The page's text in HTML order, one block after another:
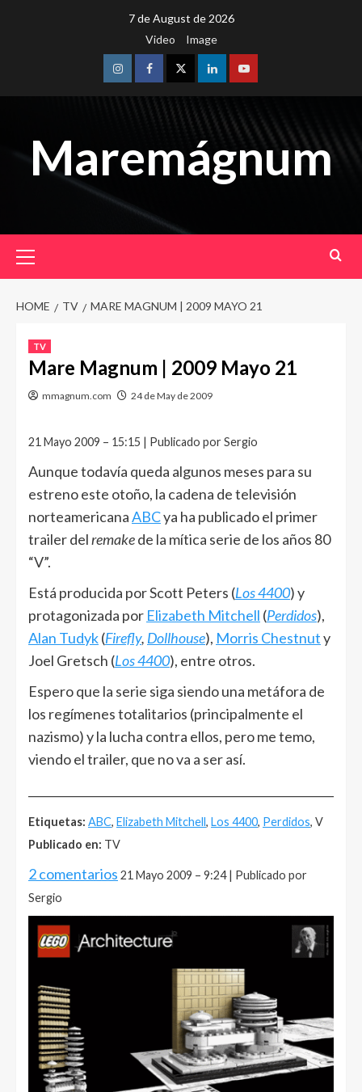
7 de August de 2026
Video
Image
InstagramFacebookTwitterLinkedinYoutube
Maremágnum
Menu
HOME TV MARE MAGNUM | 2009 MAYO 21
TV
Mare Magnum | 2009 Mayo 21
mmagnum.com 24 de May de 2009
21 Mayo 2009 – 15:15 | Publicado por Sergio
Aunque todavía queda algunos meses para su
estreno este otoño, la cadena de televisión
norteamericanaABCya ha publicado el primer
trailer delremakede la mítica serie de los años 80
“V”.
Está producida por Scott Peters (Los 4400) y
protagonizada por Elizabeth Mitchell (Perdidos),
Alan Tudyk(Firefly, Dollhouse), Morris Chestnuty
Joel Gretsch (Los 4400), entre otros.
Espero que la serie siga siendo una metáfora de
los regímenes totalitarios (principalmente el
nazismo) y la lucha contra ellos, pero me temo,
viendo el trailer, que no va a ser así.
Etiquetas: ABC, Elizabeth Mitchell, Los 4400, Perdidos, V
Publicado en: TV
2 comentarios 21 Mayo 2009 – 9:24 | Publicado por
Sergio